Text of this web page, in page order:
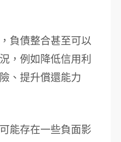
負債整合甚至可以
，例如降低信用利
、提升償還能力
能存在一些負面影